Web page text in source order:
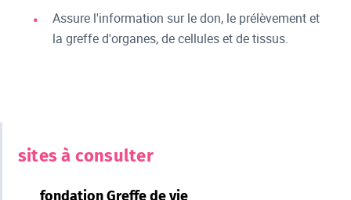
Assure l'information sur le don, le prélèvement et
la greffe d'organes, de cellules et de tissus.
sites à consulter
fondation Greffe de vie